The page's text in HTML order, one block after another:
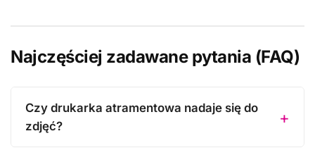
Najczęściej zadawane pytania (FAQ)
Czy drukarka atramentowa nadaje się do
zdjęć?